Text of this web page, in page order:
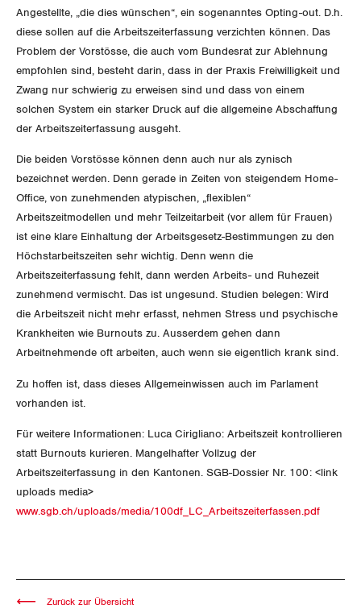
LOHNRECHNER
WEITERBILDUNG
NEWSLETTER
BROSCHÜREN/BÜCHER
Bestellformular
WIR ÜBER UNS
Vorstand
Feministische Kommission
Jugendkommission
Migrationskommission
Queer-Kommission
Rentner:innen-Kommission
ZENTRALSEKRETARIAT
Aargau
Beide Basel
Bern
Freiburg
Genf
Jura
Luzern
Obwalden
ANGESCHLOSSENE VERBÄNDE
OFFENE STELLEN
AGENDA
Medien
Artikel
Medienmitteilungen
Vernehmlassungen
Bücher/Broschüren
Blog
Blog Daniel Lampart
Der Europa-Blog
Kontakt
Angestellte, „die dies wünschen“, ein sogenanntes Opting-out. D.h.
diese sollen auf die Arbeitszeiterfassung verzichten können. Das
Problem der Vorstösse, die auch vom Bundesrat zur Ablehnung
empfohlen sind, besteht darin, dass in der Praxis Freiwilligkeit und
Zwang nur schwierig zu erweisen sind und dass von einem
solchen System ein starker Druck auf die allgemeine Abschaffung
der Arbeitszeiterfassung ausgeht.
Die beiden Vorstösse können denn auch nur als zynisch
bezeichnet werden. Denn gerade in Zeiten von steigendem Home-
Office, von zunehmenden atypischen, „flexiblen“
Arbeitszeitmodellen und mehr Teilzeitarbeit (vor allem für Frauen)
ist eine klare Einhaltung der Arbeitsgesetz-Bestimmungen zu den
Höchstarbeitszeiten sehr wichtig. Denn wenn die
Arbeitszeiterfassung fehlt, dann werden Arbeits- und Ruhezeit
zunehmend vermischt. Das ist ungesund. Studien belegen: Wird
die Arbeitszeit nicht mehr erfasst, nehmen Stress und psychische
Krankheiten wie Burnouts zu. Ausserdem gehen dann
Arbeitnehmende oft arbeiten, auch wenn sie eigentlich krank sind.
Zu hoffen ist, dass dieses Allgemeinwissen auch im Parlament
vorhanden ist.
Für weitere Informationen: Luca Cirigliano: Arbeitszeit kontrollieren
statt Burnouts kurieren. Mangelhafter Vollzug der
Arbeitszeiterfassung in den Kantonen. SGB-Dossier Nr. 100: <link
uploads media>
www.sgb.ch/uploads/media/100df_LC_Arbeitszeiterfassen.pdf
Zurück zur Übersicht